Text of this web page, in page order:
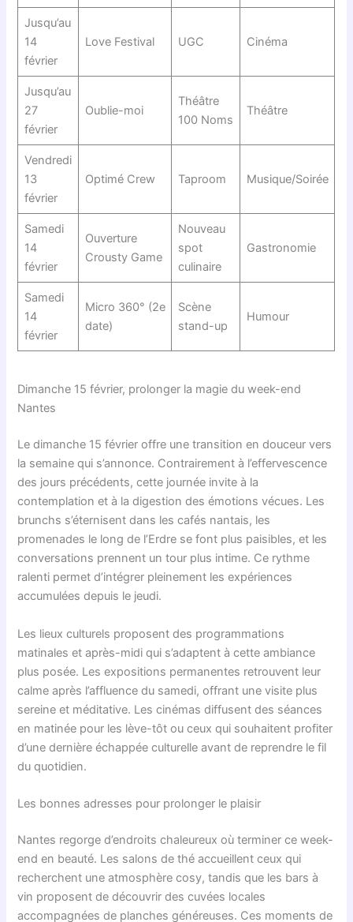
Jusqu’au
14
février
Love Festival UGC Cinéma
Jusqu’au
27
février
Oublie-moi
Théâtre
100 Noms
Théâtre
Vendredi
13
février
Optimé Crew Taproom Musique/Soirée
Samedi
14
février
Ouverture
Crousty Game
Nouveau
spot
culinaire
Gastronomie
Samedi
14
février
Micro 360° (2e
date)
Scène
stand-up
Humour
Dimanche 15 février, prolonger la magie du week-end
Nantes
Le dimanche 15 février offre une transition en douceur vers
la semaine qui s’annonce. Contrairement à l’effervescence
des jours précédents, cette journée invite à la
contemplation et à la digestion des émotions vécues. Les
brunchs s’éternisent dans les cafés nantais, les
promenades le long de l’Erdre se font plus paisibles, et les
conversations prennent un tour plus intime. Ce rythme
ralenti permet d’intégrer pleinement les expériences
accumulées depuis le jeudi.
Les lieux culturels proposent des programmations
matinales et après-midi qui s’adaptent à cette ambiance
plus posée. Les expositions permanentes retrouvent leur
calme après l’affluence du samedi, offrant une visite plus
sereine et méditative. Les cinémas diffusent des séances
en matinée pour les lève-tôt ou ceux qui souhaitent profiter
d’une dernière échappée culturelle avant de reprendre le fil
du quotidien.
Les bonnes adresses pour prolonger le plaisir
Nantes regorge d’endroits chaleureux où terminer ce week-
end en beauté. Les salons de thé accueillent ceux qui
recherchent une atmosphère cosy, tandis que les bars à
vin proposent de découvrir des cuvées locales
accompagnées de planches généreuses. Ces moments de